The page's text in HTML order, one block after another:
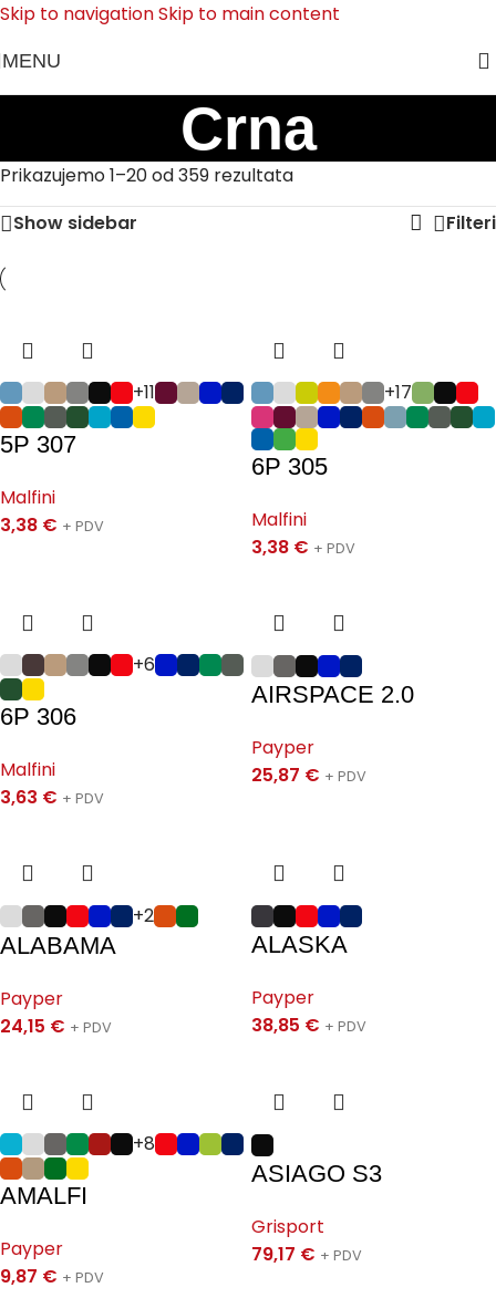
Skip to navigationSkip to main content
MENU
Crna
Prikazujemo 1–20 od 359 rezultata
Show sidebar
Filteri
+11
5P 307
Malfini
3,38 € + PDV
+17
6P 305
Malfini
3,38 € + PDV
+6
6P 306
Malfini
3,63 € + PDV
AIRSPACE 2.0
Payper
25,87 € + PDV
+2
ALABAMA
Payper
24,15 € + PDV
ALASKA
Payper
38,85 € + PDV
+8
AMALFI
Payper
9,87 € + PDV
ASIAGO S3
Grisport
79,17 € + PDV